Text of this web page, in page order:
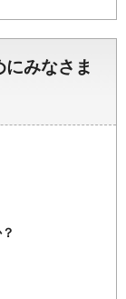
みなさま